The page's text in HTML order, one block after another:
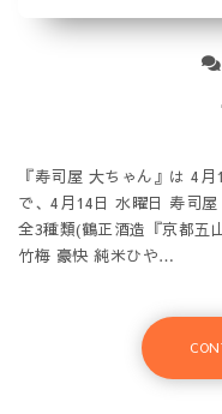
『寿司屋 大ちゃん』は 4
で、4月14日 水曜日 寿司
全3種類(鶴正酒造『京都五
竹梅 豪快 純米ひや…